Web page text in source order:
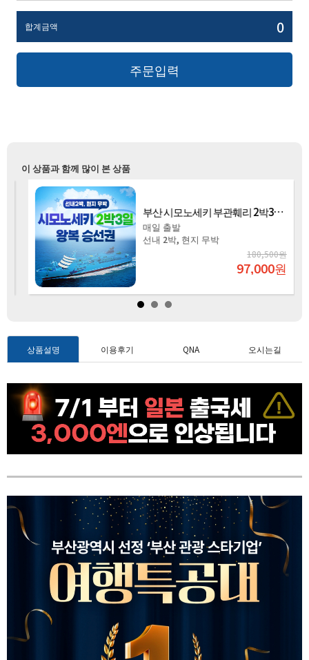
합계금액 0
주문입력
이 상품과 함께 많이 본 상품
부산 시모노세키 부관훼리 2박3일 왕복탑승권
매일 출발
선내 2박, 현지 무박
180,500원
97,000원
상품설명 이용후기 QNA 오시는길